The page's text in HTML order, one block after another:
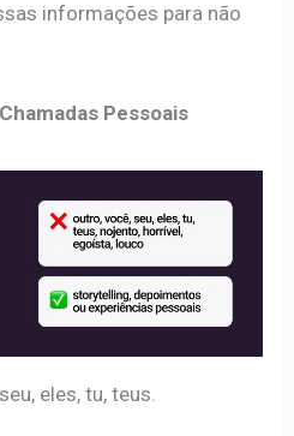
informações para não
Pessoais
eles, tu, teus.